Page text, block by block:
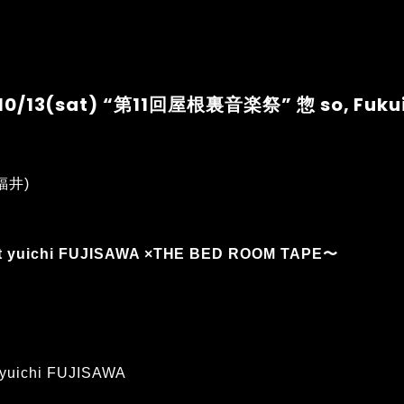
13(sat) “第11回屋根裏音楽祭” 惣 so,
井)
yuichi FUJISAWA ×THE BED ROOM TAPE〜
FUJISAWA